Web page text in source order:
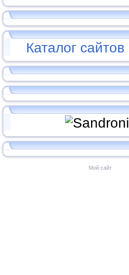
Каталог
Мой сайт